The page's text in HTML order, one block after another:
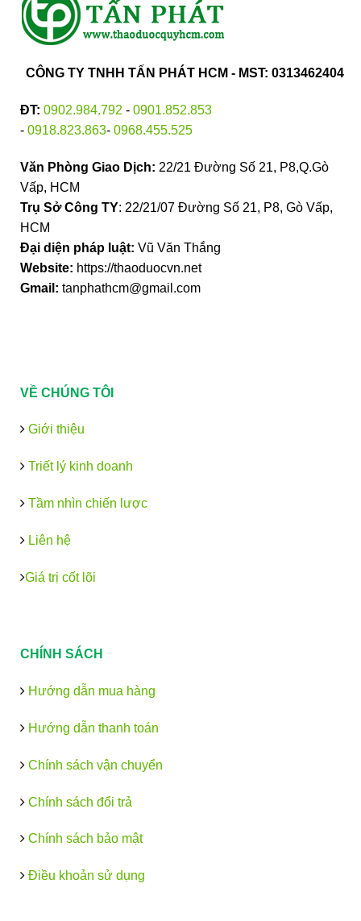
CÔNG TY TNHH TẤN PHÁT HCM - MST: 0313462404
ĐT: 0902.984.792 - 0901.852.853
- 0918.823.863- 0968.455.525
Văn Phòng Giao Dịch: 22/21 Đường Số 21, P8,Q.Gò
Vấp, HCM
Trụ Sở Công TY: 22/21/07 Đường Số 21, P8, Gò Vấp,
HCM
Đại diện pháp luật: Vũ Văn Thắng
Website: https://thaoduocvn.net
Gmail: tanphathcm@gmail.com
VỀ CHÚNG TÔI
Giới thiệu
Triết lý kinh doanh
Tầm nhìn chiến lược
Liên hệ
Giá trị cốt lõi
CHÍNH SÁCH
Hướng dẫn mua hàng
Hướng dẫn thanh toán
Chính sách vận chuyển
Chính sách đổi trả
Chính sách bảo mật
Điều khoản sử dụng